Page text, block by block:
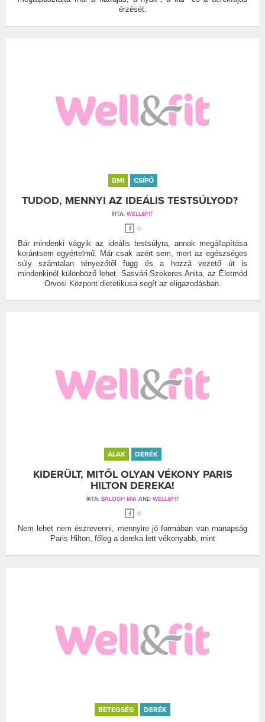
érzését.
BMI CSÍPŐ
TUDOD, MENNYI AZ IDEÁLIS TESTSÚLYOD?
ÍRTA: WELL&FIT
0
Bár mindenki vágyik az ideális testsúlyra, annak megállapítása
korántsem egyértelmű. Már csak azért sem, mert az egészséges
súly számtalan tényezőtől függ és a hozzá vezető út is
mindenkinél különböző lehet. Sasvári-Szekeres Anita, az Életmód
Orvosi Központ dietetikusa segít az eligazodásban.
ALAK DERÉK
KIDERÜLT, MITŐL OLYAN VÉKONY PARIS
HILTON DEREKA!
ÍRTA: BALOGH MIAAND WELL&FIT
0
Nem lehet nem észrevenni, mennyire jó formában van manapság
Paris Hilton, főleg a dereka lett vékonyabb, mint
BETEGSÉG DERÉK